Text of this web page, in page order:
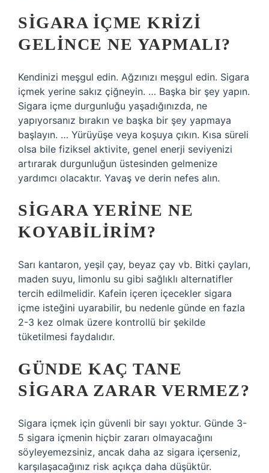
SIGARA IÇME KRIZI
GELINCE NE YAPMALI?
Kendinizi meşgul edin. Ağzınızı meşgul edin. Sigara
içmek yerine sakız çiğneyin. … Başka bir şey yapın.
Sigara içme durgunluğu yaşadığınızda, ne
yapıyorsanız bırakın ve başka bir şey yapmaya
başlayın. … Yürüyüşe veya koşuya çıkın. Kısa süreli
olsa bile fiziksel aktivite, genel enerji seviyenizi
artırarak durgunluğun üstesinden gelmenize
yardımcı olacaktır. Yavaş ve derin nefes alın.
SIGARA YERINE NE
KOYABILIRIM?
Sarı kantaron, yeşil çay, beyaz çay vb. Bitki çayları,
maden suyu, limonlu su gibi sağlıklı alternatifler
tercih edilmelidir. Kafein içeren içecekler sigara
içme isteğini uyarabilir, bu nedenle günde en fazla
2-3 kez olmak üzere kontrollü bir şekilde
tüketilmesi faydalıdır.
GÜNDE KAÇ TANE
SIGARA ZARAR VERMEZ?
Sigara içmek için güvenli bir sayı yoktur. Günde 3-
5 sigara içmenin hiçbir zararı olmayacağını
söyleyemezsiniz, ancak daha az sigara içerseniz,
karşılaşacağınız risk açıkça daha düşüktür.